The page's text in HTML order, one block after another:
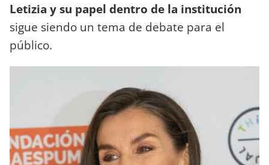
Letizia y su papel dentro de la institución
sigue siendo un tema de debate para el
público.